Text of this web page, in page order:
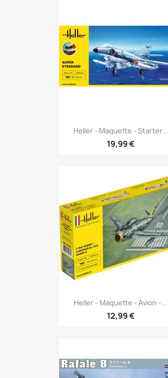
Aperçu rapide
Heller - Maquette - Starter...
19,99 €
Aperçu rapide
Heller - Maquette - Avion -...
12,99 €